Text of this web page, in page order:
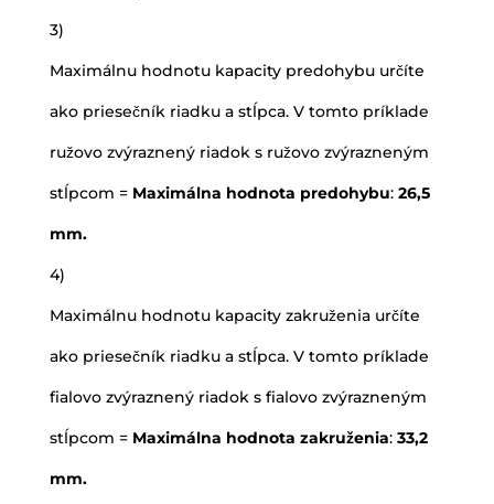
3)
Maximálnu hodnotu kapacity predohybu určíte
ako priesečník riadku a stĺpca. V tomto príklade
ružovo zvýraznený riadok s ružovo zvýrazneným
stĺpcom = Maximálna hodnota predohybu: 26,5
mm.
4)
Maximálnu hodnotu kapacity zakruženia určíte
ako priesečník riadku a stĺpca. V tomto príklade
fialovo zvýraznený riadok s fialovo zvýrazneným
stĺpcom = Maximálna hodnota zakruženia: 33,2
mm.